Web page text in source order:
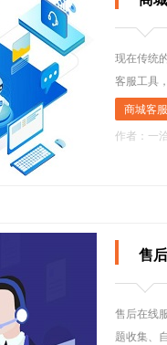
现在传统
客服工具
商城客
作者：一
售
售后在线
题收集、